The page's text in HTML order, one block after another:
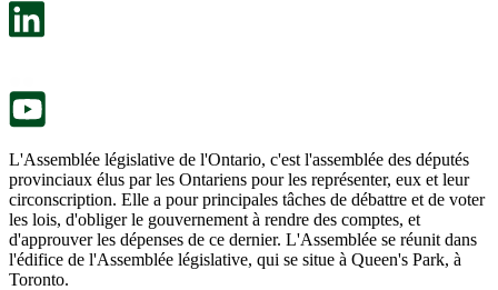
L'Assemblée législative de l'Ontario, c'est l'assemblée des députés
provinciaux élus par les Ontariens pour les représenter, eux et leur
circonscription. Elle a pour principales tâches de débattre et de voter
les lois, d'obliger le gouvernement à rendre des comptes, et
d'approuver les dépenses de ce dernier. L'Assemblée se réunit dans
l'édifice de l'Assemblée législative, qui se situe à Queen's Park, à
Toronto.